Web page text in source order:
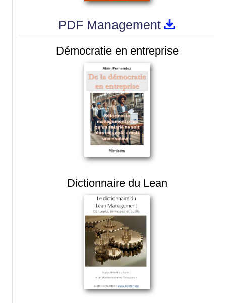
PDF Management
Démocratie en entreprise
Dictionnaire du Lean